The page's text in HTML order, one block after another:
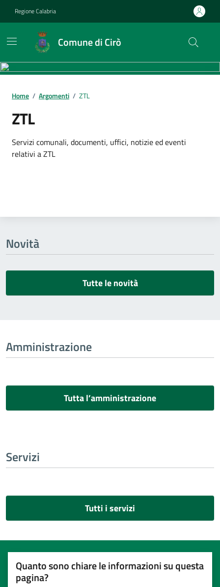
Regione Calabria
Comune di Cirò
Home / Argomenti / ZTL
ZTL
Dettagli dell'argomento
Servizi comunali, documenti, uffici, notizie ed eventi
relativi a ZTL
Novità
Tutte le novità
Amministrazione
Tutta l’amministrazione
Servizi
Tutti i servizi
Quanto sono chiare le informazioni su questa
pagina?